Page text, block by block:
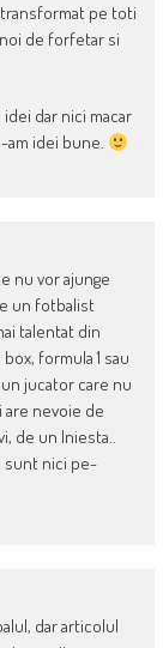
pe toti
de forfetar si
dar nici macar
am idei bune.
nu vor ajunge
un fotbalist
talentat din
formula 1 sau
jucator care nu
are nevoie de
de un Iniesta..
sunt nici pe-
dar articolul